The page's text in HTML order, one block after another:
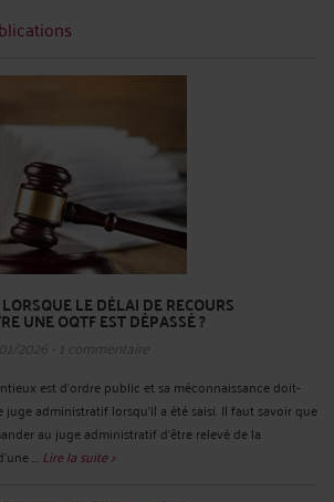
LE DÉLAI DE RECOURS
UNE OQTF EST DÉPASSÉ ?
2026 - 1 commentaire
est d’ordre public et sa méconnaissance doit-
juge administratif lorsqu’il a été saisi. Il faut savoir que
au juge administratif d’être relevé de la
... Lire la suite >